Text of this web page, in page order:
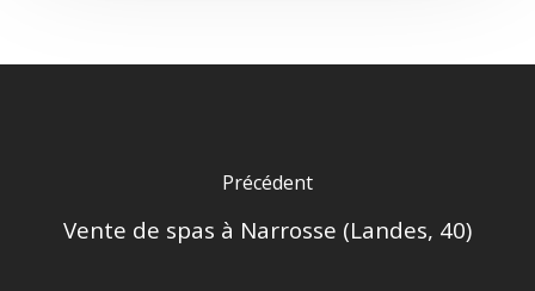
Précédent
Vente de spas à Narrosse (Landes, 40)